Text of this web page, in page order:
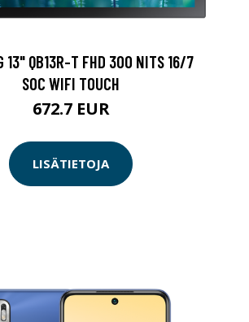
13" QB13R-T FHD 300 NITS 16/7
SOC WIFI TOUCH
672.7 EUR
LISÄTIETOJA